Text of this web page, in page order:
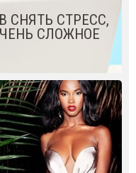
СНЯТЬ СТРЕСС,
СЛОЖНОЕ